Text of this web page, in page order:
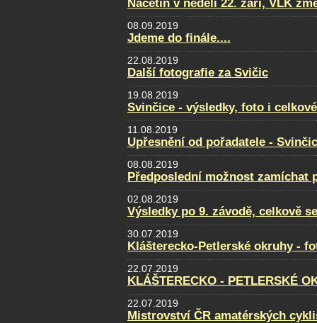
Načetín v neděli 22. září, VLK
08.09.2019
Jdeme do finále....
22.08.2019
Další fotografie za Svičic
19.08.2019
Svinčice - výsledky, foto i
11.08.2019
Upřesnění od pořadatele -
08.08.2019
Předposlední možnost zamíchat
02.08.2019
Výsledky po 9. závodě, celkově
30.07.2019
Klášterecko-Petlerské okruhy -
22.07.2019
KLÁŠTERECKO - PETLERSKÉ
22.07.2019
Mistrovství ČR amatérských